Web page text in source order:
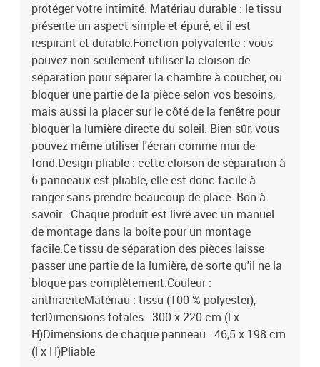
protéger votre intimité. Matériau durable : le tissu
présente un aspect simple et épuré, et il est
respirant et durable.Fonction polyvalente : vous
pouvez non seulement utiliser la cloison de
séparation pour séparer la chambre à coucher, ou
bloquer une partie de la pièce selon vos besoins,
mais aussi la placer sur le côté de la fenêtre pour
bloquer la lumière directe du soleil. Bien sûr, vous
pouvez même utiliser l'écran comme mur de
fond.Design pliable : cette cloison de séparation à
6 panneaux est pliable, elle est donc facile à
ranger sans prendre beaucoup de place. Bon à
savoir : Chaque produit est livré avec un manuel
de montage dans la boîte pour un montage
facile.Ce tissu de séparation des pièces laisse
passer une partie de la lumière, de sorte qu'il ne la
bloque pas complètement.Couleur :
anthraciteMatériau : tissu (100 % polyester),
ferDimensions totales : 300 x 220 cm (l x
H)Dimensions de chaque panneau : 46,5 x 198 cm
(l x H)Pliable